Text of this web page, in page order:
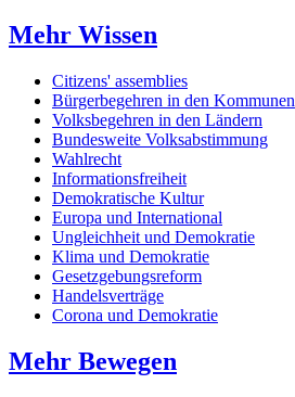
Mehr Wissen
Citizens' assemblies
Bürgerbegehren in den Kommunen
Volksbegehren in den Ländern
Bundesweite Volksabstimmung
Wahlrecht
Informationsfreiheit
Demokratische Kultur
Europa und International
Ungleichheit und Demokratie
Klima und Demokratie
Gesetzgebungsreform
Handelsverträge
Corona und Demokratie
Mehr Bewegen